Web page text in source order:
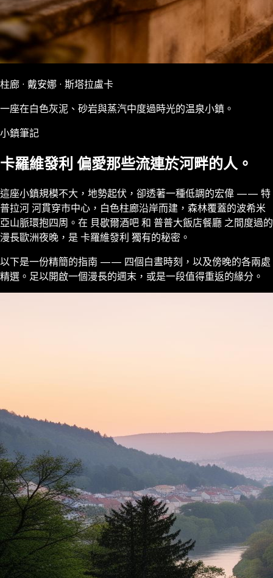
柱廊 · 戴安娜 · 斯塔拉盧卡
一座在白色灰泥、砂岩與蒸汽中度過時光的温泉小鎮。
小鎮筆記
卡羅維發利 偏愛那些流連於河畔的人。
這座小鎮規模不大，地勢起伏，卻透著一種低調的宏偉 —— 特
普拉河 河貫穿市中心，白色柱廊沿岸而建，森林覆蓋的波希米
亞山脈環抱四周。在 貝歇爾酒吧 和 普普大飯店餐廳 之間度過的
漫長歐洲夜晚，是 卡羅維發利 獨有的秘密。
以下是一份精簡的指南 —— 四個白晝時刻，以及傍晚的各兩處
精選。足以開啟一個漫長的週末，或是一段值得重返的緣分。